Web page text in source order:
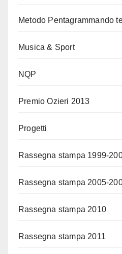
Metodo Pentagrammando
Musica & Sport
NQP
Premio Ozieri 2013
Progetti
Rassegna stampa 1999-
Rassegna stampa 2005-
Rassegna stampa 2010
Rassegna stampa 2011